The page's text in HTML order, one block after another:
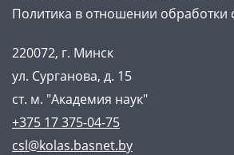
Политика в отношении обработки
220072, г. Минск
ул. Сурганова, д. 15
ст. м. "Академия наук"
+375 17 375-04-75
csl@kolas.basnet.by